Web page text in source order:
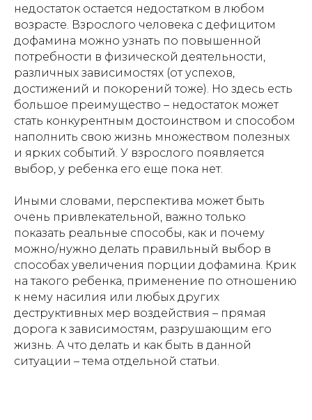
недостаток остается недостатком в любом
возрасте. Взрослого человека с дефицитом
дофамина можно узнать по повышенной
потребности в физической деятельности,
различных зависимостях (от успехов,
достижений и покорений тоже). Но здесь есть
большое преимущество – недостаток может
стать конкурентным достоинством и способом
наполнить свою жизнь множеством полезных
и ярких событий. У взрослого появляется
выбор, у ребенка его еще пока нет.
Иными словами, перспектива может быть
очень привлекательной, важно только
показать реальные способы, как и почему
можно/нужно делать правильный выбор в
способах увеличения порции дофамина. Крик
на такого ребенка, применение по отношению
к нему насилия или любых других
деструктивных мер воздействия – прямая
дорога к зависимостям, разрушающим его
жизнь. А что делать и как быть в данной
ситуации – тема отдельной статьи.
Мои контакты
Свяжитесь cо мной удобным
способом или заполните форму
обратной связи
NAGELMAN.E@YANDEX.RU
MAX
TELEGRAM
WHAT`S APP